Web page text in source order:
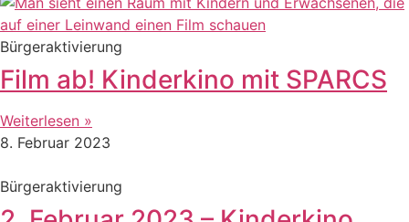
Bürgeraktivierung
Film ab! Kinderkino mit SPARCS
Weiterlesen »
8. Februar 2023
Bürgeraktivierung